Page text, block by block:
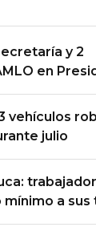
y 2
en
vehículos
julio
mínimo a sus